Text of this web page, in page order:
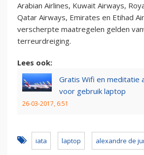
Arabian Airlines, Kuwait Airways,
Qatar Airways, Emirates en Etihad
verscherpte maatregelen gelden
terreurdreiging.
Lees ook:
Gratis Wifi en meditatie
voor gebruik laptop
26-03-2017, 6:51
iata laptop alexandre de